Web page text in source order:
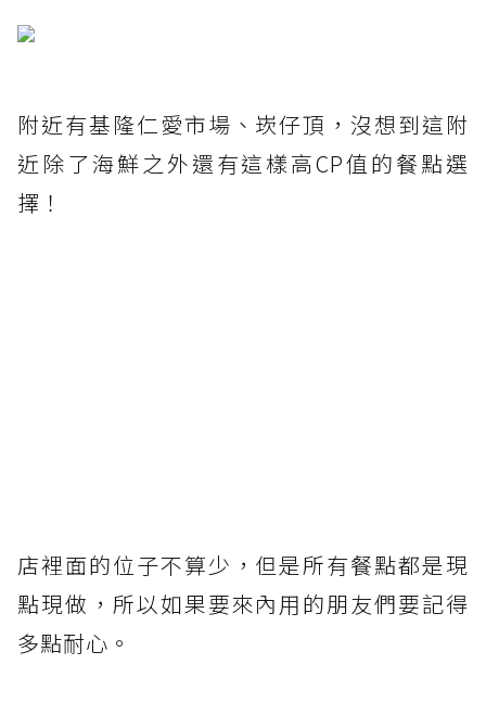
附近有基隆仁愛市場、崁仔頂，沒想到這附
近除了海鮮之外還有這樣高CP值的餐點選
擇！
店裡面的位子不算少，但是所有餐點都是現
點現做，所以如果要來內用的朋友們要記得
多點耐心。